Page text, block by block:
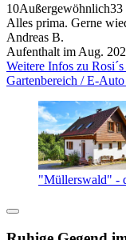
10Außergewöhnlich33
Alles prima. Gerne
Andreas B.
Aufenthalt im Aug.
Weitere Infos zu
Gartenbereich / E-Auto
"Müllerswald" -